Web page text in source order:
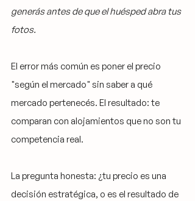
generás antes de que el huésped abra tus
fotos.
El error más común es poner el precio
"según el mercado" sin saber a qué
mercado pertenecés. El resultado: te
comparan con alojamientos que no son tu
competencia real.
La pregunta honesta: ¿tu precio es una
decisión estratégica, o es el resultado de